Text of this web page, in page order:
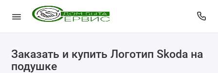
Заказать и купить Логотип Skoda на
подушке